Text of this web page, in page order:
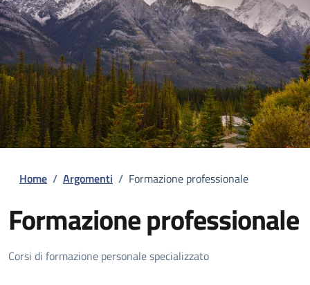
Home / Argomenti / Formazione professionale
Formazione professionale
Dettagli della notizia
Corsi di formazione personale specializzato